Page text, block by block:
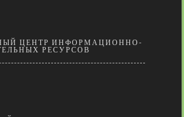
ЦЕНТР ИНФОРМАЦИОННО-
РЕСУРСОВ